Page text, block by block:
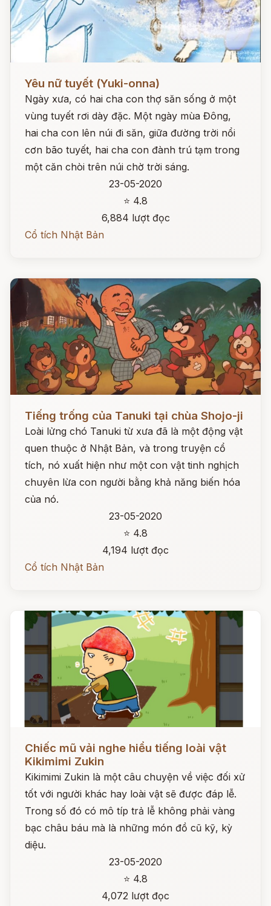
Yêu nữ tuyết (Yuki-onna)
Ngày xưa, có hai cha con thợ săn sống ở một
vùng tuyết rơi dày đặc. Một ngày mùa Đông,
hai cha con lên núi đi săn, giữa đường trời nổi
cơn bão tuyết, hai cha con đành trú tạm trong
một căn chòi trên núi chờ trời sáng.
23-05-2020
⭐ 4.8
6,884 lượt đọc
Cổ tích Nhật Bản
Đọc ngay
Tiếng trống của Tanuki tại chùa Shojo-ji
Loài lửng chó Tanuki từ xưa đã là một động vật
quen thuộc ở Nhật Bản, và trong truyện cổ
tích, nó xuất hiện như một con vật tinh nghịch
chuyên lừa con người bằng khả năng biến hóa
của nó.
23-05-2020
⭐ 4.8
4,194 lượt đọc
Cổ tích Nhật Bản
Đọc ngay
Chiếc mũ vải nghe hiểu tiếng loài vật
Kikimimi Zukin
Kikimimi Zukin là một câu chuyện về việc đối xử
tốt với người khác hay loài vật sẽ được đáp lễ.
Trong số đó có mô típ trả lễ không phải vàng
bạc châu báu mà là những món đồ cũ kỹ, kỳ
diệu.
23-05-2020
⭐ 4.8
4,072 lượt đọc